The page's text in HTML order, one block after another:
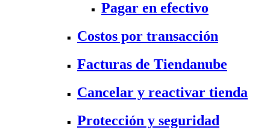
Pagar en efectivo
Costos por transacción
Facturas de Tiendanube
Cancelar y reactivar tienda
Protección y seguridad